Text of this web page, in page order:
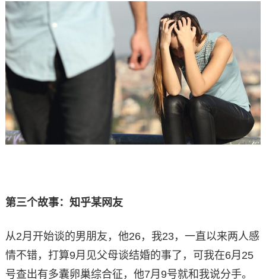
第三个故事：知乎某网友
从2月开始谈的男朋友，他26，我23，一直以来两人感
情不错，打算9月见父母谈结婚的事了，可我在6月25
号查出有多囊卵巢综合征，他7月9号就和我说分手。